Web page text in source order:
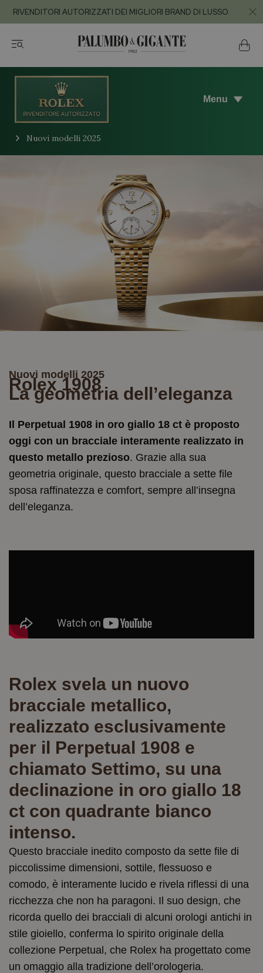
RIVENDITORI AUTORIZZATI DEI MIGLIORI BRAND DI LUSSO.
Menu
Nuovi modelli 2025
Nuovi modelli 2025
Rolex 1908
La geometria dell’eleganza
Il Perpetual 1908 in oro giallo 18 ct è proposto
oggi con un bracciale interamente realizzato in
questo metallo prezioso. Grazie alla sua
geometria originale, questo bracciale a sette file
sposa raffinatezza e comfort, sempre all’insegna
dell’eleganza.
Rolex svela un nuovo
bracciale metallico,
realizzato esclusivamente
per il Perpetual 1908 e
chiamato Settimo, su una
declinazione in oro giallo 18
ct con quadrante bianco
intenso.
Questo bracciale inedito composto da sette file di
piccolissime dimensioni, sottile, flessuoso e
comodo, è interamente lucido e rivela riflessi di una
ricchezza che non ha paragoni. Il suo design, che
ricorda quello dei bracciali di alcuni orologi antichi in
stile gioiello, conferma lo spirito originale della
collezione Perpetual, che Rolex ha progettato come
un omaggio alla tradizione dell’orologeria.